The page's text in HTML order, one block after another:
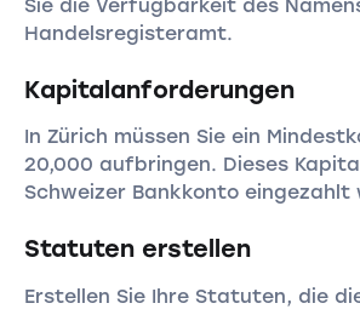
Sie die Verfügbarkeit des
Handelsregisteramt.
Kapitalanforderungen
In Zürich müssen Sie ein
20,000 aufbringen. Dieses
Schweizer Bankkonto eingezahlt
Statuten erstellen
Erstellen Sie Ihre Statuten, die